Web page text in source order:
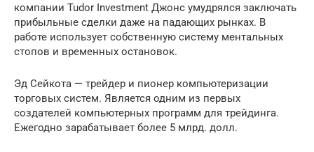
компании Tudor Investment Джонс умудрялся заключать
прибыльные сделки даже на падающих рынках. В
работе использует собственную систему ментальных
стопов и временных остановок.
Эд Сейкота — трейдер и пионер компьютеризации
торговых систем. Является одним из первых
создателей компьютерных программ для трейдинга.
Ежегодно зарабатывает более 5 млрд. долл.